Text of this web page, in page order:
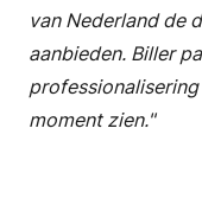
van Nederland de
aanbieden. Biller
moment zien."